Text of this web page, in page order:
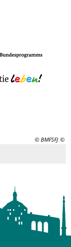
© BMFSFJ